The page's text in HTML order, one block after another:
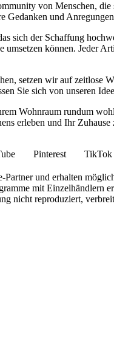
von Menschen,
und
sich der Schaffung
können. Jeder
setzen wir auf zeitlose
Sie sich von unseren
Wohnraum rundum
erleben und Ihr
Pinterest TikTok
und erhalten
mit Einzelhändlern
nicht reproduziert,